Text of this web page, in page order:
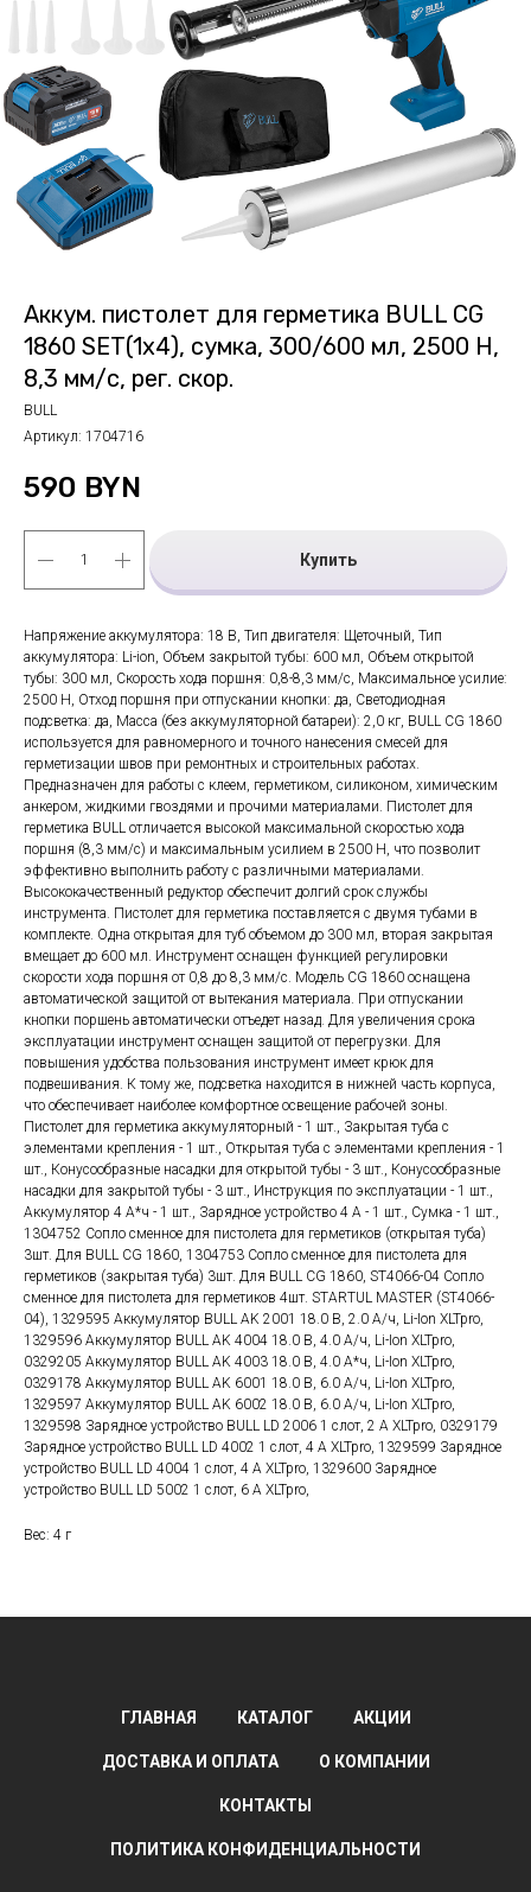
Аккум. пистолет для герметика BULL CG
1860 SET(1х4), сумка, 300/600 мл, 2500 Н,
8,3 мм/с, рег. скор.
BULL
Артикул: 1704716
590 BYN
Купить
Напряжение аккумулятора: 18 В, Тип двигателя: Щеточный, Тип
аккумулятора: Li-ion, Объем закрытой тубы: 600 мл, Объем открытой
тубы: 300 мл, Скорость хода поршня: 0,8-8,3 мм/с, Максимальное усилие:
2500 Н, Отход поршня при отпускании кнопки: да, Светодиодная
подсветка: да, Масса (без аккумуляторной батареи): 2,0 кг, BULL CG 1860
используется для равномерного и точного нанесения смесей для
герметизации швов при ремонтных и строительных работах.
Предназначен для работы с клеем, герметиком, силиконом, химическим
анкером, жидкими гвоздями и прочими материалами. Пистолет для
герметика BULL отличается высокой максимальной скоростью хода
поршня (8,3 мм/с) и максимальным усилием в 2500 Н, что позволит
эффективно выполнить работу с различными материалами.
Высококачественный редуктор обеспечит долгий срок службы
инструмента. Пистолет для герметика поставляется с двумя тубами в
комплекте. Одна открытая для туб объемом до 300 мл, вторая закрытая
вмещает до 600 мл. Инструмент оснащен функцией регулировки
скорости хода поршня от 0,8 до 8,3 мм/с. Модель CG 1860 оснащена
автоматической защитой от вытекания материала. При отпускании
кнопки поршень автоматически отъедет назад. Для увеличения срока
эксплуатации инструмент оснащен защитой от перегрузки. Для
повышения удобства пользования инструмент имеет крюк для
подвешивания. К тому же, подсветка находится в нижней часть корпуса,
что обеспечивает наиболее комфортное освещение рабочей зоны.
Пистолет для герметика аккумуляторный - 1 шт., Закрытая туба с
элементами крепления - 1 шт., Открытая туба с элементами крепления - 1
шт., Конусообразные насадки для открытой тубы - 3 шт., Конусообразные
насадки для закрытой тубы - 3 шт., Инструкция по эксплуатации - 1 шт.,
Аккумулятор 4 А*ч - 1 шт., Зарядное устройство 4 А - 1 шт., Сумка - 1 шт.,
1304752 Сопло сменное для пистолета для герметиков (открытая туба)
3шт. Для BULL CG 1860, 1304753 Сопло сменное для пистолета для
герметиков (закрытая туба) 3шт. Для BULL CG 1860, ST4066-04 Сопло
сменное для пистолета для герметиков 4шт. STARTUL MASTER (ST4066-
04), 1329595 Аккумулятор BULL AK 2001 18.0 В, 2.0 А/ч, Li-Ion XLTpro,
1329596 Аккумулятор BULL AK 4004 18.0 В, 4.0 А/ч, Li-Ion XLTpro,
0329205 Аккумулятор BULL AK 4003 18.0 В, 4.0 А*ч, Li-Ion XLTpro,
0329178 Аккумулятор BULL AK 6001 18.0 В, 6.0 А/ч, Li-Ion XLTpro,
1329597 Аккумулятор BULL AK 6002 18.0 В, 6.0 А/ч, Li-Ion XLTpro,
1329598 Зарядное устройство BULL LD 2006 1 слот, 2 А XLTpro, 0329179
Зарядное устройство BULL LD 4002 1 слот, 4 А XLTpro, 1329599 Зарядное
устройство BULL LD 4004 1 слот, 4 А XLTpro, 1329600 Зарядное
устройство BULL LD 5002 1 слот, 6 А XLTpro,
Вес: 4 г
ГЛАВНАЯ КАТАЛОГ АКЦИИ
ДОСТАВКА И ОПЛАТА О КОМПАНИИ
КОНТАКТЫ
ПОЛИТИКА КОНФИДЕНЦИАЛЬНОСТИ